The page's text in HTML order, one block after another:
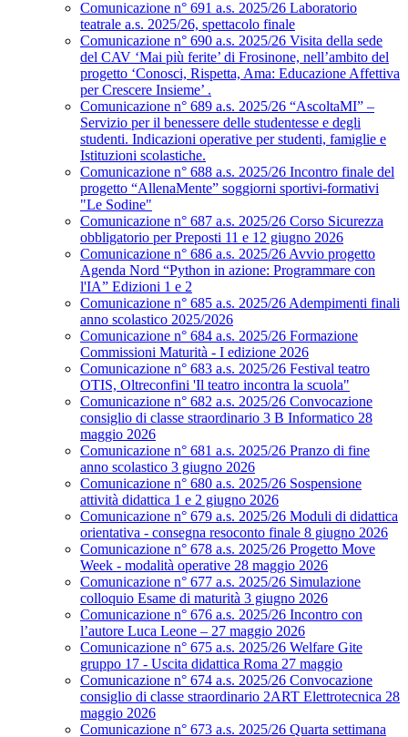
Comunicazione n° 691 a.s. 2025/26 Laboratorio
teatrale a.s. 2025/26, spettacolo finale
Comunicazione n° 690 a.s. 2025/26 Visita della sede
del CAV ‘Mai più ferite’ di Frosinone, nell’ambito del
progetto ‘Conosci, Rispetta, Ama: Educazione Affettiva
per Crescere Insieme’ .
Comunicazione n° 689 a.s. 2025/26 “AscoltaMI” –
Servizio per il benessere delle studentesse e degli
studenti. Indicazioni operative per studenti, famiglie e
Istituzioni scolastiche.
Comunicazione n° 688 a.s. 2025/26 Incontro finale del
progetto “AllenaMente” soggiorni sportivi‑formativi
"Le Sodine"
Comunicazione n° 687 a.s. 2025/26 Corso Sicurezza
obbligatorio per Preposti 11 e 12 giugno 2026
Comunicazione n° 686 a.s. 2025/26 Avvio progetto
Agenda Nord “Python in azione: Programmare con
l'IA” Edizioni 1 e 2
Comunicazione n° 685 a.s. 2025/26 Adempimenti finali
anno scolastico 2025/2026
Comunicazione n° 684 a.s. 2025/26 Formazione
Commissioni Maturità - I edizione 2026
Comunicazione n° 683 a.s. 2025/26 Festival teatro
OTIS, Oltreconfini 'Il teatro incontra la scuola"
Comunicazione n° 682 a.s. 2025/26 Convocazione
consiglio di classe straordinario 3 B Informatico 28
maggio 2026
Comunicazione n° 681 a.s. 2025/26 Pranzo di fine
anno scolastico 3 giugno 2026
Comunicazione n° 680 a.s. 2025/26 Sospensione
attività didattica 1 e 2 giugno 2026
Comunicazione n° 679 a.s. 2025/26 Moduli di didattica
orientativa - consegna resoconto finale 8 giugno 2026
Comunicazione n° 678 a.s. 2025/26 Progetto Move
Week - modalità operative 28 maggio 2026
Comunicazione n° 677 a.s. 2025/26 Simulazione
colloquio Esame di maturità 3 giugno 2026
Comunicazione n° 676 a.s. 2025/26 Incontro con
l’autore Luca Leone – 27 maggio 2026
Comunicazione n° 675 a.s. 2025/26 Welfare Gite
gruppo 17 - Uscita didattica Roma 27 maggio
Comunicazione n° 674 a.s. 2025/26 Convocazione
consiglio di classe straordinario 2ART Elettrotecnica 28
maggio 2026
Comunicazione n° 673 a.s. 2025/26 Quarta settimana